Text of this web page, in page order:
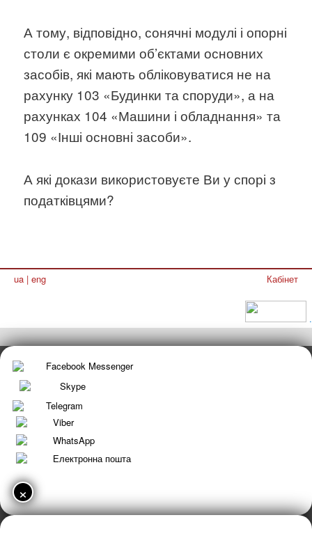
А тому, відповідно, сонячні модулі і опорні
столи є окремими об’єктами основних
засобів, які мають обліковуватися не на
рахунку 103 «Будинки та споруди», а на
рахунках 104 «Машини і обладнання» та
109 «Інші основні засоби».
А які докази використовуєте Ви у спорі з
податківцями?
ua | eng Кабінет
.
Facebook Messenger
Skype
Telegram
Viber
WhatsApp
Електронна пошта
×